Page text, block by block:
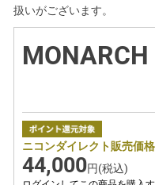
扱いがございます。
ニコンダイレクト販売価格
44,000円(税込)